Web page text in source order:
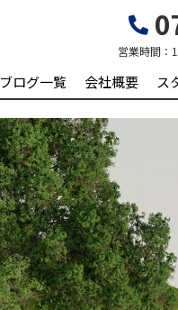
営業時間：
ブログ一覧 会社概要 ス